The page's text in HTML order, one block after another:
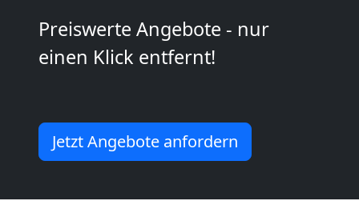
Preiswerte Angebote - nur
einen Klick entfernt!
Jetzt Angebote anfordern
Kunsttransport
Leonding
Umzug
Leonding
3